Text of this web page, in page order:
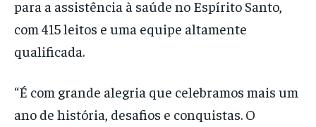
para a assistência à saúde no Espírito Santo,
com 415 leitos e uma equipe altamente
qualificada.
“É com grande alegria que celebramos mais um
ano de história, desafios e conquistas. O